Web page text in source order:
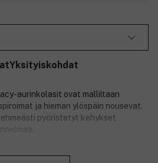
Yksityiskohdat
aurinkolasit ovat malliltaan
ja hieman ylöspäin nousevat.
pyöristetyt kehykset